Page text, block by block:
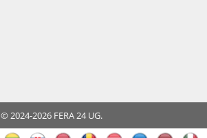
© 2024-2026 FERA 24 UG.